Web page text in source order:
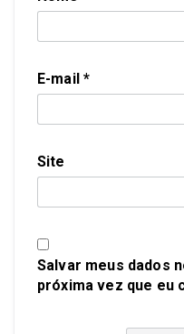
E-mail*
Site
Salvar meus dados
próxima vez que eu